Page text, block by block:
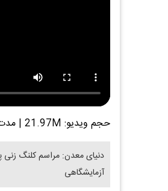
حجم ویدیو: 21.97M | مدت
دنیای معدن: مراسم کلنگ زنی
آزمایشگاهی